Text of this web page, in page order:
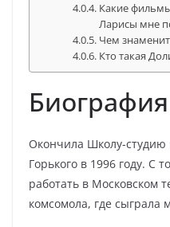
Какие
Ларисы мне
Чем
Кто такая
Биография
Окончила Школу-
Горького в 1996 году. С
работать в Московском
комсомола, где сыграла